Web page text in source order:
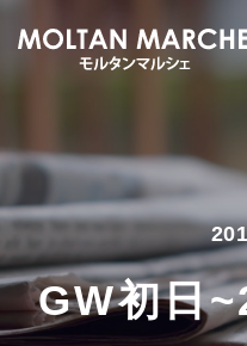
GW初日